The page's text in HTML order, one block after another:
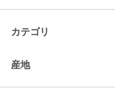
カテゴリ
産地